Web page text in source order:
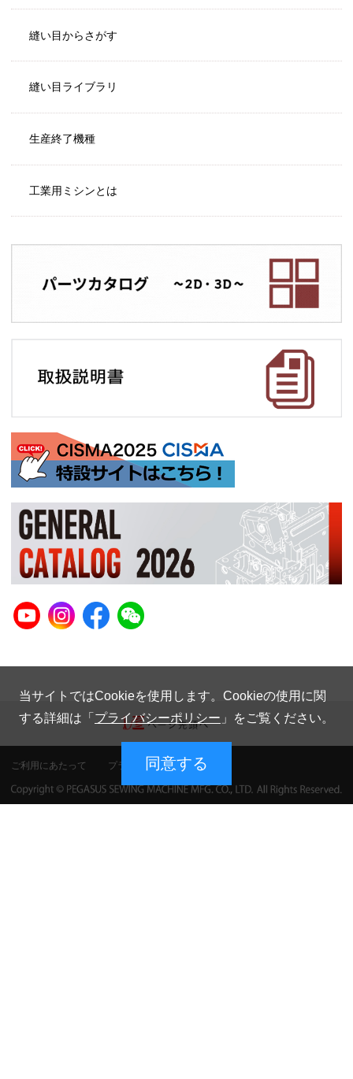
縫い目からさがす
縫い目ライブラリ
生産終了機種
工業用ミシンとは
ご利用にあたって プライバシーポリシー
当サイトではCookieを使用します。Cookieの使用に関
する詳細は「 プライバシーポリシー 」をご覧ください。
同意する